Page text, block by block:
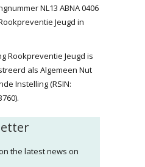
NL13 ABNA 0406
Jeugd in
Rookpreventie Jeugd is
als Algemeen Nut
Instelling (RSIN:
the latest news on